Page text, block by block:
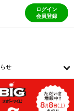
ログイン
会員登録
せ